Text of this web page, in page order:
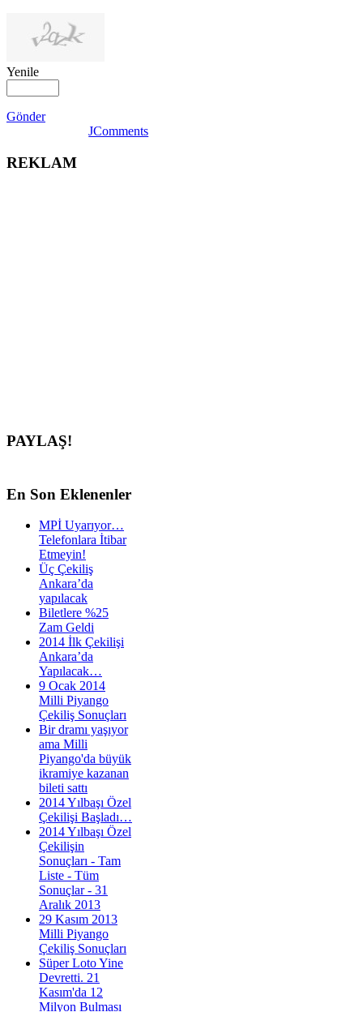
Yenile
Gönder
JComments
REKLAM
PAYLAŞ!
En Son Eklenenler
MPİ Uyarıyor…
Telefonlara İtibar
Etmeyin!
Üç Çekiliş
Ankara’da
yapılacak
Biletlere %25
Zam Geldi
2014 İlk Çekilişi
Ankara’da
Yapılacak…
9 Ocak 2014
Milli Piyango
Çekiliş Sonuçları
Bir dramı yaşıyor
ama Milli
Piyango'da büyük
ikramiye kazanan
bileti sattı
2014 Yılbaşı Özel
Çekilişi Başladı…
2014 Yılbaşı Özel
Çekilişin
Sonuçları - Tam
Liste - Tüm
Sonuçlar - 31
Aralık 2013
29 Kasım 2013
Milli Piyango
Çekiliş Sonuçları
Süper Loto Yine
Devretti. 21
Kasım'da 12
Milyon Bulması